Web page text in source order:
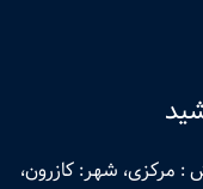
مرکزی، شهر: کازرون،